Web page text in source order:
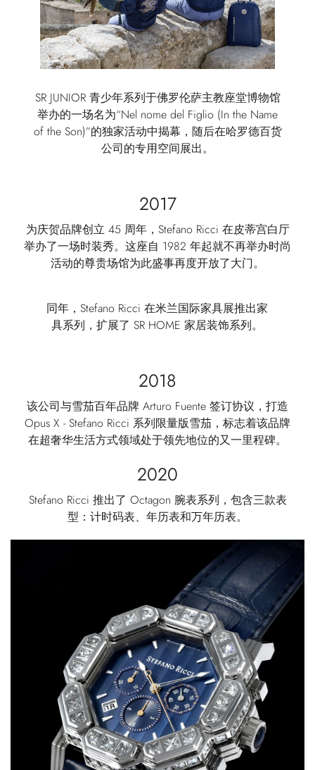
SR JUNIOR 青少年系列于佛罗伦萨主教座堂博物馆
举办的一场名为“Nel nome del Figlio (In the Name
of the Son)”的独家活动中揭幕，随后在哈罗德百货
公司的专用空间展出。
2017
为庆贺品牌创立 45 周年，Stefano Ricci 在皮蒂宫白厅
举办了一场时装秀。这座自 1982 年起就不再举办时尚
活动的尊贵场馆为此盛事再度开放了大门。
同年，Stefano Ricci 在米兰国际家具展推出家
具系列，扩展了 SR HOME 家居装饰系列。
2018
该公司与雪茄百年品牌 Arturo Fuente 签订协议，打造
Opus X - Stefano Ricci 系列限量版雪茄，标志着该品牌
在超奢华生活方式领域处于领先地位的又一里程碑。
2020
Stefano Ricci 推出了 Octagon 腕表系列，包含三款表
型：计时码表、年历表和万年历表。